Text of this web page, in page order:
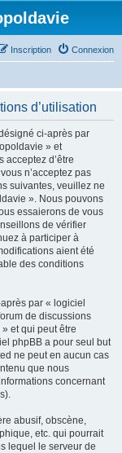
Connexion
Inscription
d’utilisation
ci-après par
» et
acceptez d’être
n’acceptez pas
suivantes, veuillez ne
». Nous pouvons
essaierons de vous
de vérifier
à participer à
aient été
des conditions
par « logiciel
de discussions
» et qui peut être
phpBB a pour seul but
ne peut en aucun cas
que nous
concernant
abusif, obscène,
etc. qui pourrait
lequel le serveur de